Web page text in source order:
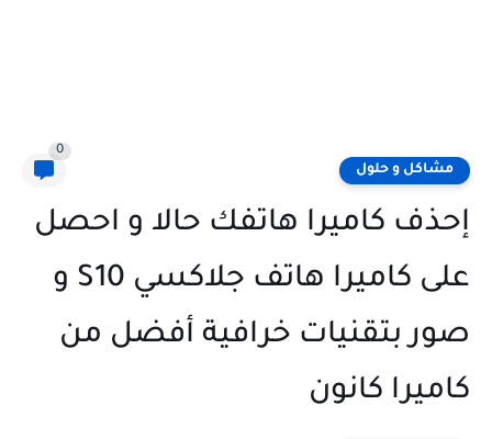
مشاكل و حلول
0
إحذف كاميرا هاتفك حالا و احصل
على كاميرا هاتف جلاكسي S10 و
صور بتقنيات خرافية أفضل من
كاميرا كانون